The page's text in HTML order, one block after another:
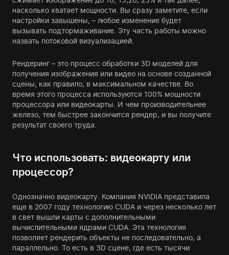
насколько хватает мощности. Вы сразу заметите, если
настройки завышены, – любое изменение будет
вызывать подтормаживание. Эту часть работы можно
назвать потоковой визуализацией.
Рендеринг – это процесс обработки 3D моделей для
получения изображения или видео на основе созданной
сцены, как правило, в максимальном качестве. Во
время этого процесса используются 100% мощности
процессора или видеокарты. И чем производительнее
железо, тем быстрее закончится рендер, и вы получите
результат своего труда.
Что использовать: видеокарту или
процессор?
Однозначно видеокарту. Компания NVIDIA представила
еще в 2007 году технологию CUDA и через несколько лет
в свет вышли карты с дополнительными
вычислительными ядрами CUDA. Эта технология
позволяет рендерить объекты не последовательно, а
параллельно. То есть в 3D сцене, где есть тысячи